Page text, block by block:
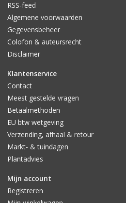
RSS-feed
Algemene voorwaarden
Gegevensbeheer
Colofon & auteursrecht
Disclaimer
Klantenservice
Contact
Meest gestelde vragen
Betaalmethoden
EU btw wetgeving
Verzending, afhaal & retour
Markt- & tuindagen
Plantadvies
Mijn account
Registreren